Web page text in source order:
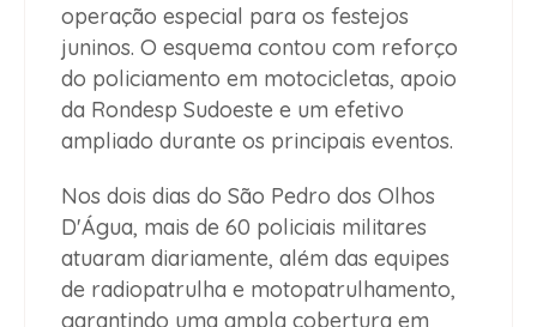
operação especial para os festejos
juninos. O esquema contou com reforço
do policiamento em motocicletas, apoio
da Rondesp Sudoeste e um efetivo
ampliado durante os principais eventos.
Nos dois dias do São Pedro dos Olhos
D'Água, mais de 60 policiais militares
atuaram diariamente, além das equipes
de radiopatrulha e motopatrulhamento,
garantindo uma ampla cobertura em